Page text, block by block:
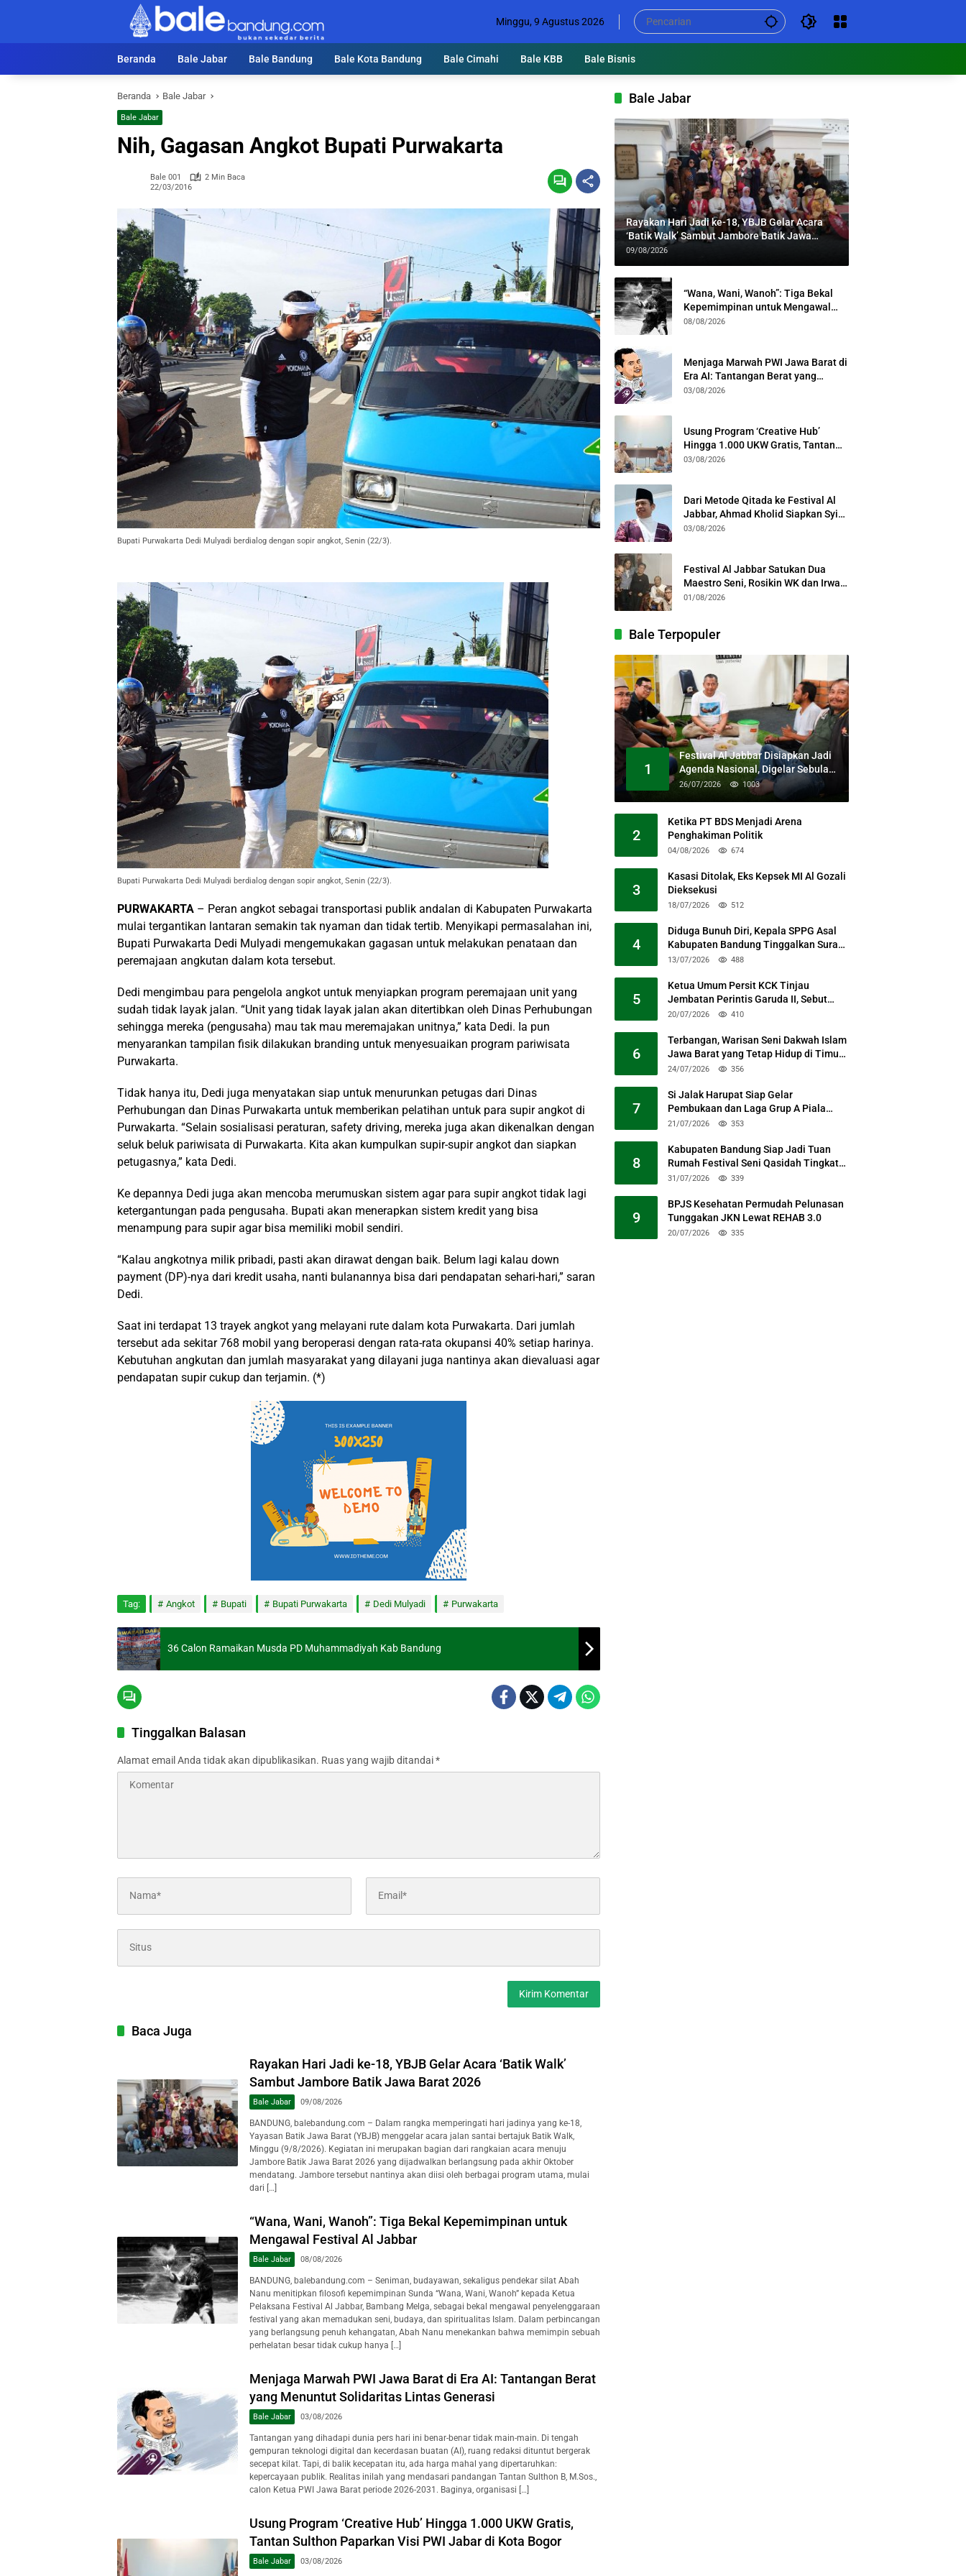
Minggu, 9 Agustus 2026
Beranda Bale Jabar Bale Bandung Bale Kota Bandung Bale Cimahi Bale KBB Bale Bisnis
Beranda Bale Jabar
Bale Jabar
Nih, Gagasan Angkot Bupati Purwakarta
Bale 001
2 Min Baca
22/03/2016
Bupati Purwakarta Dedi Mulyadi berdialog dengan sopir angkot, Senin (22/3).
Bupati Purwakarta Dedi Mulyadi berdialog dengan sopir angkot, Senin (22/3).
PURWAKARTA – Peran angkot sebagai transportasi publik andalan di Kabupaten Purwakarta
mulai tergantikan lantaran semakin tak nyaman dan tidak tertib. Menyikapi permasalahan ini,
Bupati Purwakarta Dedi Mulyadi mengemukakan gagasan untuk melakukan penataan dan
peremajaan angkutan dalam kota tersebut.
Dedi mengimbau para pengelola angkot untuk menyiapkan program peremajaan unit yang
sudah tidak layak jalan. “Unit yang tidak layak jalan akan ditertibkan oleh Dinas Perhubungan
sehingga mereka (pengusaha) mau tak mau meremajakan unitnya,” kata Dedi. Ia pun
menyarankan tampilan fisik dilakukan branding untuk menyesuaikan program pariwisata
Purwakarta.
Tidak hanya itu, Dedi juga menyatakan siap untuk menurunkan petugas dari Dinas
Perhubungan dan Dinas Purwakarta untuk memberikan pelatihan untuk para supir angkot di
Purwakarta. “Selain sosialisasi peraturan, safety driving, mereka juga akan dikenalkan dengan
seluk beluk pariwisata di Purwakarta. Kita akan kumpulkan supir-supir angkot dan siapkan
petugasnya,” kata Dedi.
Ke depannya Dedi juga akan mencoba merumuskan sistem agar para supir angkot tidak lagi
ketergantungan pada pengusaha. Bupati akan menerapkan sistem kredit yang bisa
menampung para supir agar bisa memiliki mobil sendiri.
“Kalau angkotnya milik pribadi, pasti akan dirawat dengan baik. Belum lagi kalau down
payment (DP)-nya dari kredit usaha, nanti bulanannya bisa dari pendapatan sehari-hari,” saran
Dedi.
Saat ini terdapat 13 trayek angkot yang melayani rute dalam kota Purwakarta. Dari jumlah
tersebut ada sekitar 768 mobil yang beroperasi dengan rata-rata okupansi 40% setiap harinya.
Kebutuhan angkutan dan jumlah masyarakat yang dilayani juga nantinya akan dievaluasi agar
pendapatan supir cukup dan terjamin. (*)
Tag: Angkot Bupati Bupati Purwakarta Dedi Mulyadi Purwakarta
36 Calon Ramaikan Musda PD Muhammadiyah Kab Bandung
Tinggalkan Balasan
Alamat email Anda tidak akan dipublikasikan. Ruas yang wajib ditandai*
Baca Juga
Rayakan Hari Jadi ke-18, YBJB Gelar Acara ‘Batik Walk’
Sambut Jambore Batik Jawa Barat 2026
Bale Jabar 09/08/2026
BANDUNG, balebandung.com – Dalam rangka memperingati hari jadinya yang ke-18,
Yayasan Batik Jawa Barat (YBJB) menggelar acara jalan santai bertajuk Batik Walk,
Minggu (9/8/2026). Kegiatan ini merupakan bagian dari rangkaian acara menuju
Jambore Batik Jawa Barat 2026 yang dijadwalkan berlangsung pada akhir Oktober
mendatang. Jambore tersebut nantinya akan diisi oleh berbagai program utama, mulai
dari […]
“Wana, Wani, Wanoh”: Tiga Bekal Kepemimpinan untuk
Mengawal Festival Al Jabbar
Bale Jabar 08/08/2026
BANDUNG, balebandung.com – Seniman, budayawan, sekaligus pendekar silat Abah
Nanu menitipkan filosofi kepemimpinan Sunda “Wana, Wani, Wanoh” kepada Ketua
Pelaksana Festival Al Jabbar, Bambang Melga, sebagai bekal mengawal penyelenggaraan
festival yang akan memadukan seni, budaya, dan spiritualitas Islam. Dalam perbincangan
yang berlangsung penuh kehangatan, Abah Nanu menekankan bahwa memimpin sebuah
perhelatan besar tidak cukup hanya […]
Menjaga Marwah PWI Jawa Barat di Era AI: Tantangan Berat
yang Menuntut Solidaritas Lintas Generasi
Bale Jabar 03/08/2026
Tantangan yang dihadapi dunia pers hari ini benar-benar tidak main-main. Di tengah
gempuran teknologi digital dan kecerdasan buatan (AI), ruang redaksi dituntut bergerak
secepat kilat. Tapi, di balik kecepatan itu, ada harga mahal yang dipertaruhkan:
kepercayaan publik. Realitas inilah yang mendasari pandangan Tantan Sulthon B, M.Sos.,
calon Ketua PWI Jawa Barat periode 2026-2031. Baginya, organisasi […]
Usung Program ‘Creative Hub’ Hingga 1.000 UKW Gratis,
Tantan Sulthon Paparkan Visi PWI Jabar di Kota Bogor
Bale Jabar 03/08/2026
Bale Jabar
Rayakan Hari Jadi ke-18, YBJB Gelar Acara
‘Batik Walk’ Sambut Jambore Batik Jawa
Barat 2026
09/08/2026
“Wana, Wani, Wanoh”: Tiga Bekal
Kepemimpinan untuk Mengawal
Festival Al Jabbar
08/08/2026
Menjaga Marwah PWI Jawa Barat di
Era AI: Tantangan Berat yang
Menuntut Solidaritas Lintas
03/08/2026
Usung Program ‘Creative Hub’
Hingga 1.000 UKW Gratis, Tantan
Sulthon Paparkan Visi PWI Jabar di
03/08/2026
Dari Metode Qitada ke Festival Al
Jabbar, Ahmad Kholid Siapkan Syiar
Al-Qur’an Lewat Nada
03/08/2026
Festival Al Jabbar Satukan Dua
Maestro Seni, Rosikin WK dan Irwan
Guntari Garap Pertunjukan Kolosal
01/08/2026
Bale Terpopuler
1
Festival Al Jabbar Disiapkan Jadi
Agenda Nasional, Digelar Sebulan
Penuh di Kawasan Masjid Raya Al
26/07/2026 1003
2
Ketika PT BDS Menjadi Arena
Penghakiman Politik
04/08/2026 674
3
Kasasi Ditolak, Eks Kepsek MI Al Gozali
Dieksekusi
18/07/2026 512
4
Diduga Bunuh Diri, Kepala SPPG Asal
Kabupaten Bandung Tinggalkan Surat
Permohonan Maaf
13/07/2026 488
5
Ketua Umum Persit KCK Tinjau
Jembatan Perintis Garuda II, Sebut
Simbol Kebersamaan TNI dan Rakyat
20/07/2026 410
6
Terbangan, Warisan Seni Dakwah Islam
Jawa Barat yang Tetap Hidup di Timur
Kabupaten Bandung
24/07/2026 356
7
Si Jalak Harupat Siap Gelar
Pembukaan dan Laga Grup A Piala
Presiden 2026 Sabtu Mendatang
21/07/2026 353
8
Kabupaten Bandung Siap Jadi Tuan
Rumah Festival Seni Qasidah Tingkat
Nasional
31/07/2026 339
9
BPJS Kesehatan Permudah Pelunasan
Tunggakan JKN Lewat REHAB 3.0
20/07/2026 335